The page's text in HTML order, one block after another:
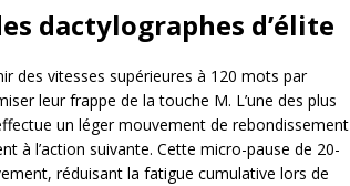
dactylographes d’élite
des vitesses supérieures à 120 mots par
leur frappe de la touche M. L’une des plus
un léger mouvement de rebondissement
à l’action suivante. Cette micro-pause de 20-
réduisant la fatigue cumulative lors de